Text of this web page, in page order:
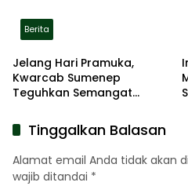
Berita
Jelang Hari Pramuka,
Kwarcab Sumenep
Teguhkan Semangat
Pahlawan
Tinggalkan Balasan
Alamat email Anda tidak akan
wajib ditandai *